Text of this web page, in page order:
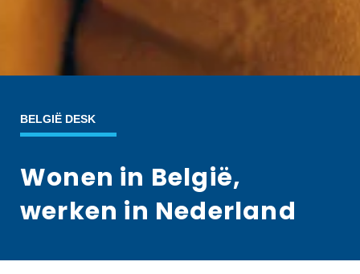
BELGIË DESK
Wonen in België,
werken in Nederland